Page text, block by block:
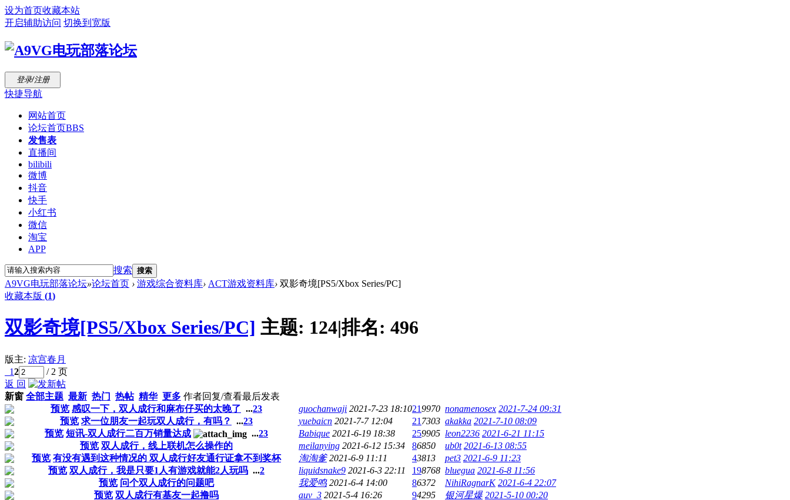
设为首页收藏本站
开启辅助访问 切换到宽版
登录/注册
快捷导航
网站首页
论坛首页BBS
发售表
直播间
bilibili
微博
抖音
快手
小红书
微信
淘宝
APP
搜索 搜索
A9VG电玩部落论坛»论坛首页 › 游戏综合资料库› ACT游戏资料库› 双影奇境[PS5/Xbox Series/PC]
收藏本版 (1)
双影奇境[PS5/Xbox Series/PC] 主题: 124|排名: 496
版主: 凉宫春月
12
/ 2 页
返 回
新窗 全部主题 最新 热门 热帖 精华 更多 作者回复/查看最后发表
预览 感叹一下，双人成行和麻布仔买的太晚了 ...23 guochanwaji 2021-7-23 18:10219970 nonamenosex 2021-7-24 09:31
预览 求一位朋友一起玩双人成行，有吗？ ...23 yuebaicn 2021-7-7 12:04 21 7303 akakka 2021-7-10 08:09
预览 短讯-双人成行二百万销量达成 ...23 Babique 2021-6-19 18:38 259905 leon2236 2021-6-21 11:15
预览 双人成行，线上联机怎么操作的 meilanying 2021-6-12 15:34 86850 ub0t 2021-6-13 08:55
预览 有没有遇到这种情况的 双人成行好友通行证拿不到奖杯 淘淘爹 2021-6-9 11:11 43813 pet3 2021-6-9 11:23
预览 双人成行，我是只要1人有游戏就能2人玩吗 ...2 liquidsnake9 2021-6-3 22:11 198768 bluegua 2021-6-8 11:56
预览 问个双人成行的问题吧 我爱鸣 2021-6-4 14:00 86372 NihiRagnarK 2021-6-4 22:07
预览 双人成行有基友一起撸吗 auv_3 2021-5-4 16:26 94295 银河星爆 2021-5-10 00:20